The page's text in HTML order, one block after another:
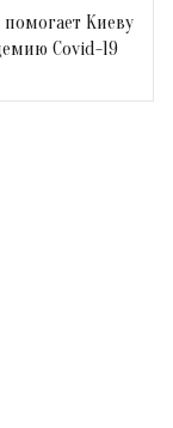
Киеву
Covid-19